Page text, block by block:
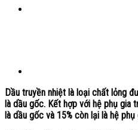
Dầu truyền nhiệt là loại chất lỏng
là dầu gốc. Kết hợp với hệ phụ gia
là dầu gốc và 15% còn lại là hệ phụ